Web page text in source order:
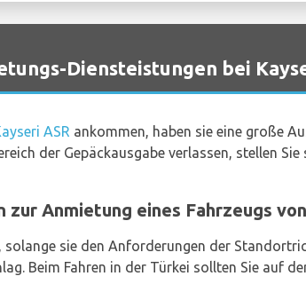
Diensteistungen bei
ASR ankommen, haben sie eine große
der Gepäckausgabe verlassen, stellen
Anmietung eines Fahrzeugs
solange sie den Anforderungen der
Beim Fahren in der Türkei sollten Sie auf